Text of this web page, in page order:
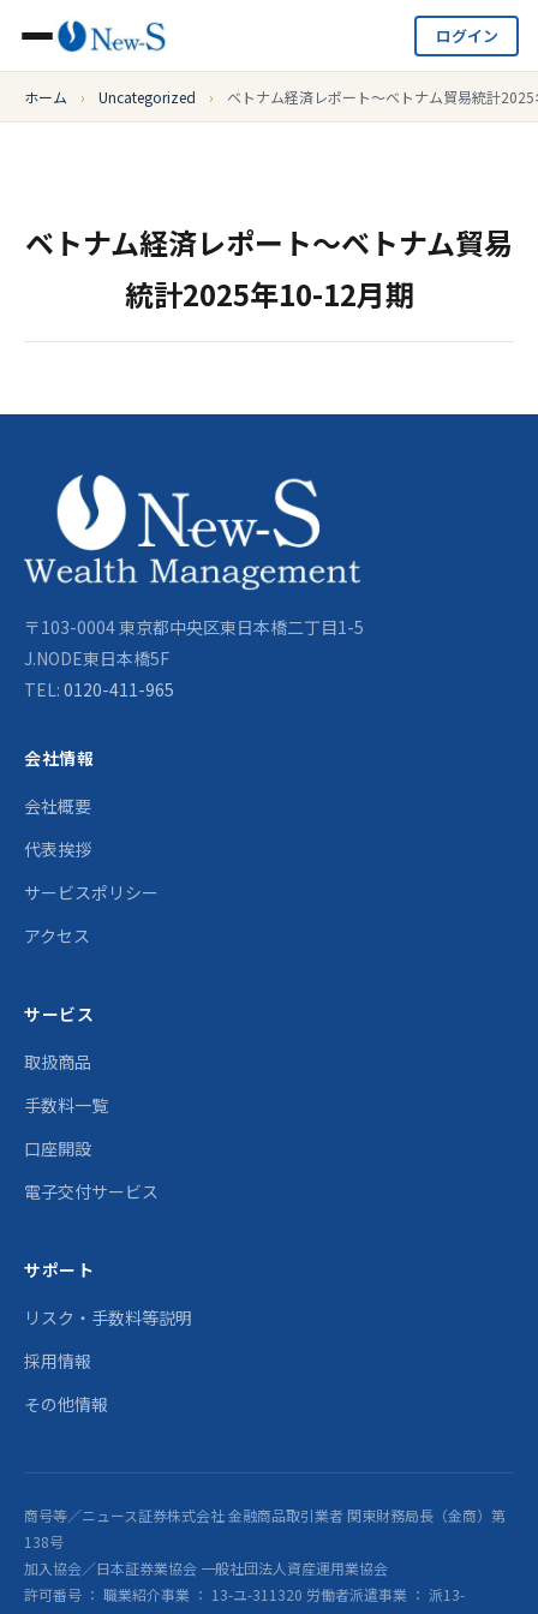
ログイン
ホーム › Uncategorized › ベトナム経済レポート～ベトナム貿易統計
ベトナム経済レポート～ベトナム貿易
統計2025年10-12月期
〒103-0004 東京都中央区東日本橋二丁目1-5
J.NODE東日本橋5F
TEL: 0120-411-965
会社情報
会社概要
代表挨拶
サービスポリシー
アクセス
サービス
取扱商品
手数料一覧
口座開設
電子交付サービス
サポート
リスク・手数料等説明
採用情報
その他情報
商号等／ニュース証券株式会社 金融商品取引業者 関東財務局長（金商）第
138号
加入協会／日本証券業協会 一般社団法人資産運用業協会
許可番号 ： 職業紹介事業 ： 13-ユ-311320 労働者派遣事業 ： 派13-